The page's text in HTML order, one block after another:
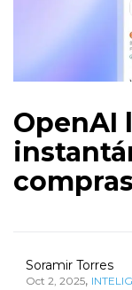
OpenAI
Soramir Torres
Oct 2, 2025,